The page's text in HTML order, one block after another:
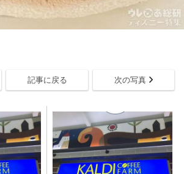
記事に戻る 次の写真